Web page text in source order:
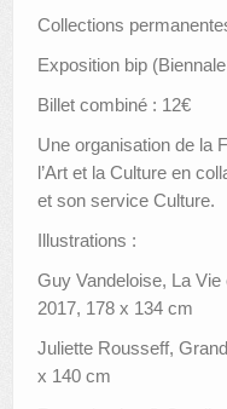
Collections
Exposition bip
Billet combiné : 12€
Une organisation de la
l’Art et la Culture en
et son service Culture.
Illustrations :
Guy Vandeloise, La
2017, 178 x 134 cm
Juliette Rousseff,
x 140 cm